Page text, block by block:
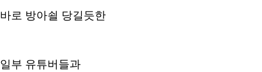
바로 방아쇨 당길듯한
일부 유튜버들과